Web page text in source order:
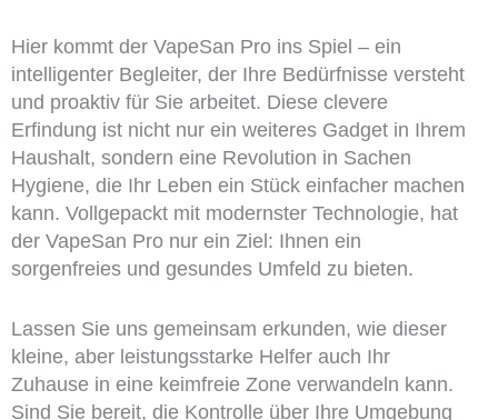
Hier kommt der VapeSan Pro ins Spiel – ein
intelligenter Begleiter, der Ihre Bedürfnisse versteht
und proaktiv für Sie arbeitet. Diese clevere
Erfindung ist nicht nur ein weiteres Gadget in Ihrem
Haushalt, sondern eine Revolution in Sachen
Hygiene, die Ihr Leben ein Stück einfacher machen
kann. Vollgepackt mit modernster Technologie, hat
der VapeSan Pro nur ein Ziel: Ihnen ein
sorgenfreies und gesundes Umfeld zu bieten.
Lassen Sie uns gemeinsam erkunden, wie dieser
kleine, aber leistungsstarke Helfer auch Ihr
Zuhause in eine keimfreie Zone verwandeln kann.
Sind Sie bereit, die Kontrolle über Ihre Umgebung